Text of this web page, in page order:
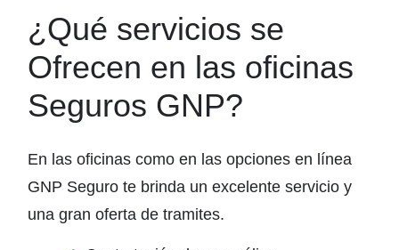
¿Qué servicios se
Ofrecen en las oficinas
Seguros GNP?
En las oficinas como en las opciones en línea
GNP Seguro te brinda un excelente servicio y
una gran oferta de tramites.